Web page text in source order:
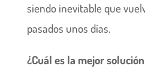
siendo inevitable que
pasados unos días.
¿Cuál es la mejor